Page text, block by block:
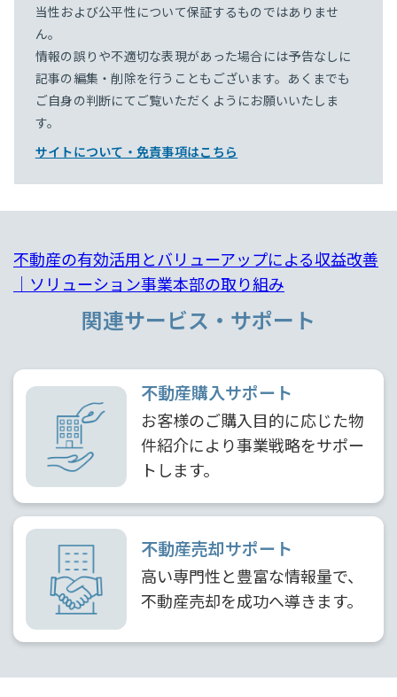
当性および公平性について保証するものではありませ
ん。
情報の誤りや不適切な表現があった場合には予告なしに
記事の編集・削除を行うこともございます。あくまでも
ご自身の判断にてご覧いただくようにお願いいたしま
す。
サイトについて・免責事項はこちら
不動産の有効活用とバリューアップによる収益改善
｜ソリューション事業本部の取り組み
関連サービス・サポート
不動産購入サポート
お客様のご購入目的に応じた物
件紹介により事業戦略をサポー
トします。
不動産売却サポート
高い専門性と豊富な情報量で、
不動産売却を成功へ導きます。